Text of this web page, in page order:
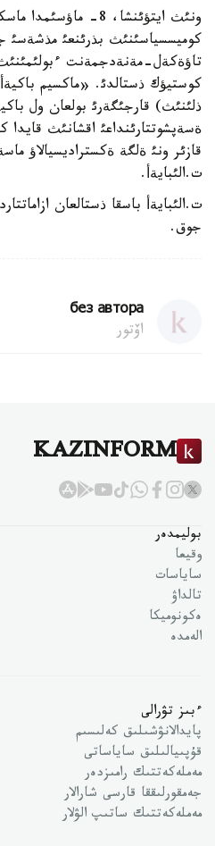
ونئث ايتؤئنشا، 8-
كوميسسياسئنئث بذرئنعئ مذشةسئ
تاؤةكةل-مةنةدجمةنت
كوستيؤك ذستالدئ. «ماكسيم
ذلئنئث) قارجئگةرئ بولعان ول
ةسةپشوتتارئنداعئ اقشانئث
قازئر ونئ ةلگة ةكستراديسيالاؤ
ت.الئبايةأ.
ت.الئبايةأ باسقا ذستالعان
جوق.
без автора
اۆتور
KAZINFORM
بوليمدەر
وقيعا
ساياسات
تالداۋ
ەكونوميكا
الەمدە
ءبىز تۋرالى
پايدالانۋشىلىق كەلىسىم
قۇپىيالىلىق ساياساتى
مەملەكەتتىك رامىزدەر
جەمقورلىققا قارسى شارالار
مەملەكەتتىك ساتىپ الۋلار